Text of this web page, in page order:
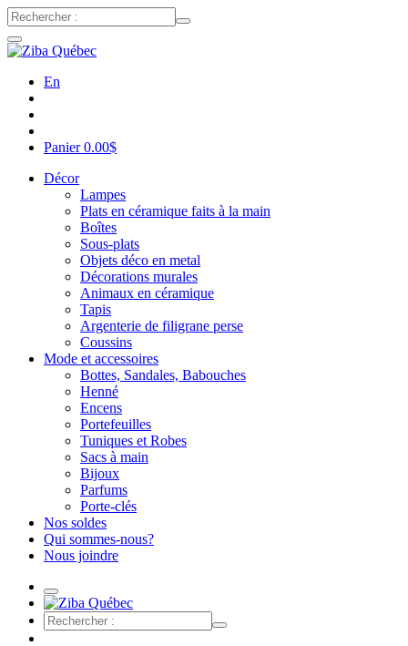
En
Panier0.00$
Décor
Lampes
Plats en céramique faits à la main
Boîtes
Sous-plats
Objets déco en metal
Décorations murales
Animaux en céramique
Tapis
Argenterie de filigrane perse
Coussins
Mode et accessoires
Bottes, Sandales, Babouches
Henné
Encens
Portefeuilles
Tuniques et Robes
Sacs à main
Bijoux
Parfums
Porte-clés
Nos soldes
Qui sommes-nous?
Nous joindre